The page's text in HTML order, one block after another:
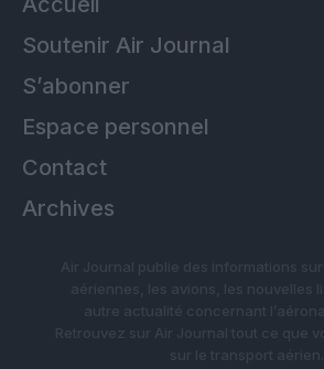
Soutenir Air Journal
S’abonner
Espace personnel
Contact
Archives